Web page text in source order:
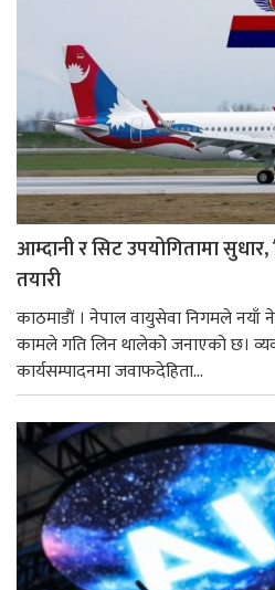
आम्दानी र सिट उपयोगितामा
तयारी
काठमाडाैं । नेपाल वायुसेवा निगमले
कामले गति लिन थालेको जनाएको छ।
कार्यसम्पादनमा जवाफदेहिता...